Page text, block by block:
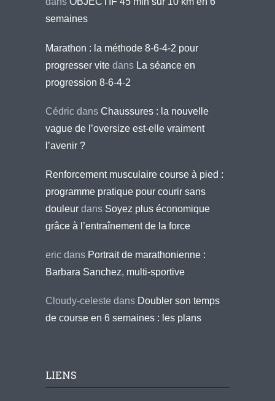
semaines
Marathon : la méthode 8-6-4-2 pour
progresser vite dans La séance en
progression 8-6-4-2
Cédric dans Chaussures : la nouvelle
vague de l’oversize est-elle vraiment
l’avenir ?
Renforcement musculaire course à pied :
programme pratique pour courir sans
douleur dans Soyez plus économique
grâce à l’entraînement de la force
eric dans Portrait de marathonienne :
Barbara Sanchez, multi-sportive
Cloudy-celeste dans Doubler son temps
de course en 6 semaines : les plans
LIENS